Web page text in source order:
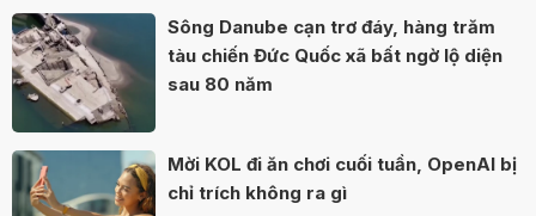
Sông Danube cạn trơ đáy, hàng trăm
tàu chiến Đức Quốc xã bất ngờ lộ diện
sau 80 năm
Mời KOL đi ăn chơi cuối tuần, OpenAI bị
chỉ trích không ra gì